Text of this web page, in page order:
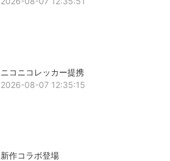
ニコニコレッカー提携
2026-08-07 12:35:15
新作コラボ登場